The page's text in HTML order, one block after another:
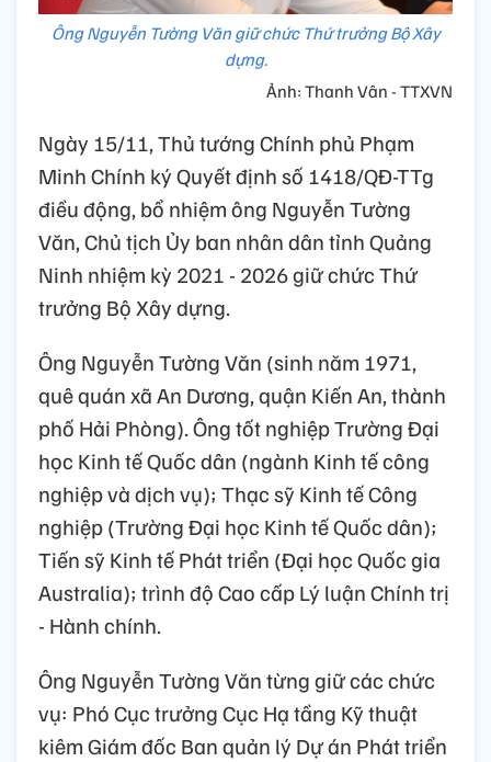
Ông Nguyễn Tường Văn giữ chức Thứ trưởng Bộ Xây
dựng.
Ảnh: Thanh Vân - TTXVN
Ngày 15/11, Thủ tướng Chính phủ Phạm
Minh Chính ký Quyết định số 1418/QĐ-TTg
điều động, bổ nhiệm ông Nguyễn Tường
Văn, Chủ tịch Ủy ban nhân dân tỉnh Quảng
Ninh nhiệm kỳ 2021 - 2026 giữ chức Thứ
trưởng Bộ Xây dựng.
Ông Nguyễn Tường Văn (sinh năm 1971,
quê quán xã An Dương, quận Kiến An, thành
phố Hải Phòng). Ông tốt nghiệp Trường Đại
học Kinh tế Quốc dân (ngành Kinh tế công
nghiệp và dịch vụ); Thạc sỹ Kinh tế Công
nghiệp (Trường Đại học Kinh tế Quốc dân);
Tiến sỹ Kinh tế Phát triển (Đại học Quốc gia
Australia); trình độ Cao cấp Lý luận Chính trị
- Hành chính.
Ông Nguyễn Tường Văn từng giữ các chức
vụ: Phó Cục trưởng Cục Hạ tầng Kỹ thuật
kiêm Giám đốc Ban quản lý Dự án Phát triển